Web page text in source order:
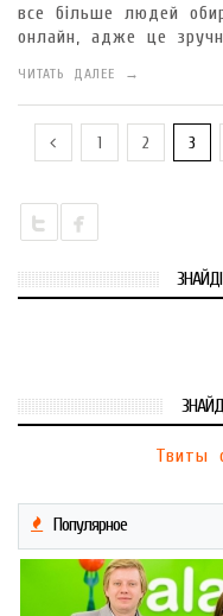
все більше людей
онлайн, адже це
ЧИТАТЬ ДАЛЕЕ →
1 2 3
Твиты
Популярное